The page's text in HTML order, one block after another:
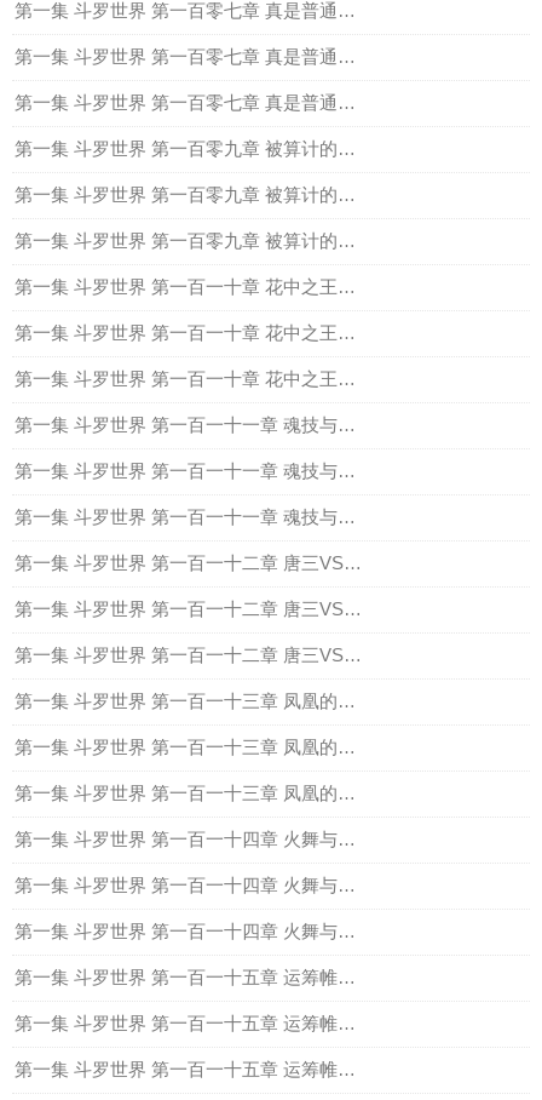
第一集 斗罗世界 第一百零七章 真是普通的蓝银草么？（上）
第一集 斗罗世界 第一百零七章 真是普通的蓝银草么？（中）
第一集 斗罗世界 第一百零七章 真是普通的蓝银草么？（下）
第一集 斗罗世界 第一百零九章 被算计的柳二龙（上）
第一集 斗罗世界 第一百零九章 被算计的柳二龙（中）
第一集 斗罗世界 第一百零九章 被算计的柳二龙（下）
第一集 斗罗世界 第一百一十章 花中之王、君临群芳（上）
第一集 斗罗世界 第一百一十章 花中之王、君临群芳（中）
第一集 斗罗世界 第一百一十章 花中之王、君临群芳（下）
第一集 斗罗世界 第一百一十一章 魂技与唐门绝学的融合（上）
第一集 斗罗世界 第一百一十一章 魂技与唐门绝学的融合（中）
第一集 斗罗世界 第一百一十一章 魂技与唐门绝学的融合（下）
第一集 斗罗世界 第一百一十二章 唐三VS火舞（上）
第一集 斗罗世界 第一百一十二章 唐三VS火舞（中）
第一集 斗罗世界 第一百一十二章 唐三VS火舞（下）
第一集 斗罗世界 第一百一十三章 凤凰的狂野（上）
第一集 斗罗世界 第一百一十三章 凤凰的狂野（中）
第一集 斗罗世界 第一百一十三章 凤凰的狂野（下）
第一集 斗罗世界 第一百一十四章 火舞与小舞的吻上
第一集 斗罗世界 第一百一十四章 火舞与小舞的吻中
第一集 斗罗世界 第一百一十四章 火舞与小舞的吻下
第一集 斗罗世界 第一百一十五章 运筹帷幄，大师（上）
第一集 斗罗世界 第一百一十五章 运筹帷幄，大师（中）
第一集 斗罗世界 第一百一十五章 运筹帷幄，大师（下）